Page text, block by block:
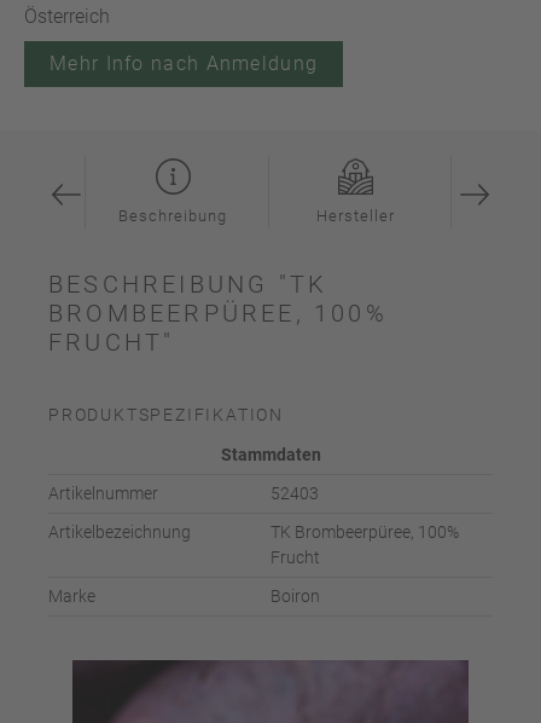
Österreich
Mehr Info nach Anmeldung
Beschreibung Hersteller
BESCHREIBUNG "TK
BROMBEERPÜREE, 100%
FRUCHT"
PRODUKTSPEZIFIKATION
Stammdaten
Artikelnummer
52403
Artikelbezeichnung
TK Brombeerpüree, 100%
Frucht
Marke
Boiron